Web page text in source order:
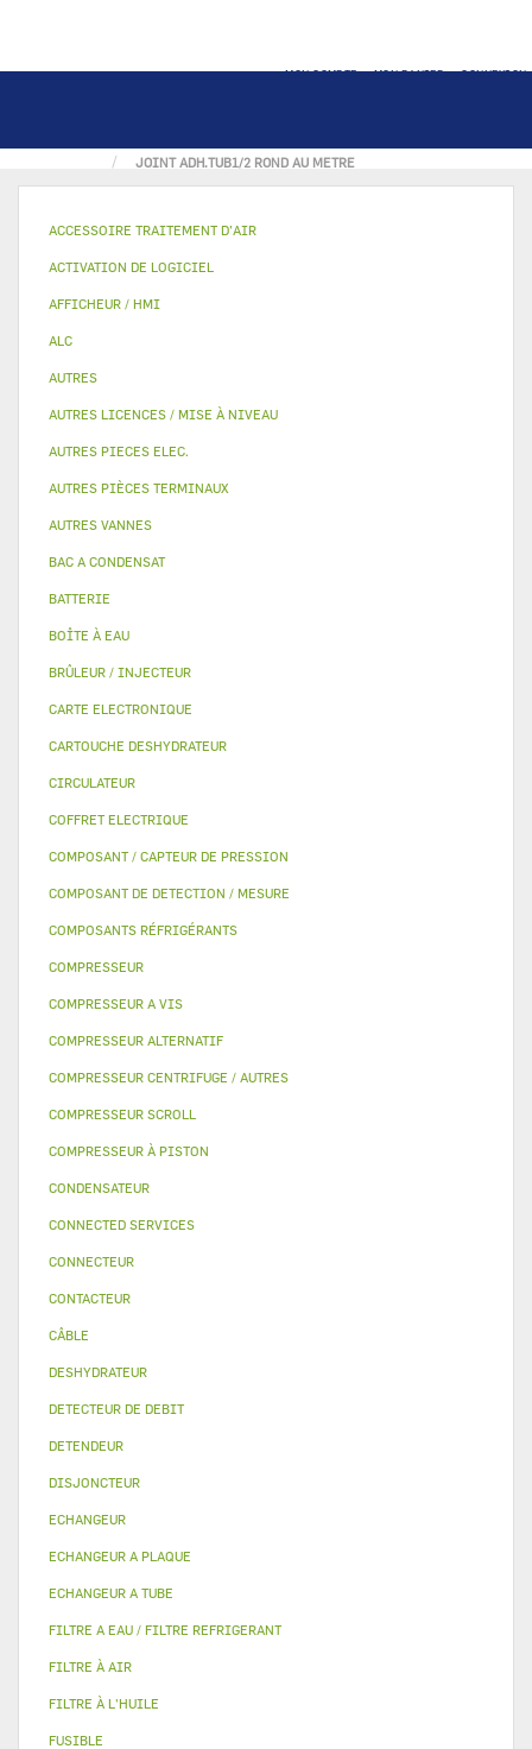
MON COMPTE MON PANIER CONNEXION
JOINT ADH.TUB1/2 ROND AU METRE
ACCESSOIRE TRAITEMENT D’AIR
ACTIVATION DE LOGICIEL
AFFICHEUR / HMI
ALC
AUTRES
AUTRES LICENCES / MISE À NIVEAU
AUTRES PIECES ELEC.
AUTRES PIÈCES TERMINAUX
AUTRES VANNES
BAC A CONDENSAT
BATTERIE
BOÎTE À EAU
BRÛLEUR / INJECTEUR
CARTE ELECTRONIQUE
CARTOUCHE DESHYDRATEUR
CIRCULATEUR
COFFRET ELECTRIQUE
COMPOSANT / CAPTEUR DE PRESSION
COMPOSANT DE DETECTION / MESURE
COMPOSANTS RÉFRIGÉRANTS
COMPRESSEUR
COMPRESSEUR A VIS
COMPRESSEUR ALTERNATIF
COMPRESSEUR CENTRIFUGE / AUTRES
COMPRESSEUR SCROLL
COMPRESSEUR À PISTON
CONDENSATEUR
CONNECTED SERVICES
CONNECTEUR
CONTACTEUR
CÂBLE
DESHYDRATEUR
DETECTEUR DE DEBIT
DETENDEUR
DISJONCTEUR
ECHANGEUR
ECHANGEUR A PLAQUE
ECHANGEUR A TUBE
FILTRE A EAU / FILTRE REFRIGERANT
FILTRE À AIR
FILTRE À L'HUILE
FUSIBLE